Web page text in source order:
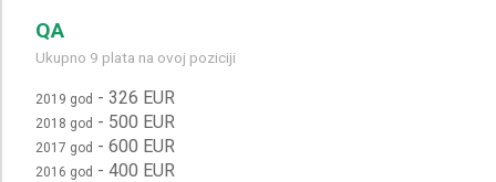
QA
Ukupno 9 plata na ovoj poziciji
2019 god - 326 EUR
2018 god - 500 EUR
2017 god - 600 EUR
2016 god - 400 EUR